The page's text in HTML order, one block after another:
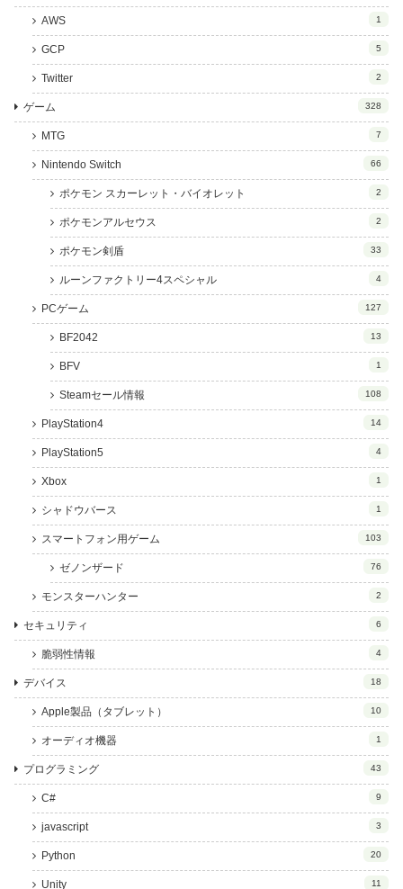
AWS 1
GCP 5
Twitter 2
ゲーム 328
MTG 7
Nintendo Switch 66
ポケモン スカーレット・バイオレット 2
ポケモンアルセウス 2
ポケモン剣盾 33
ルーンファクトリー4スペシャル 4
PCゲーム 127
BF2042 13
BFV 1
Steamセール情報 108
PlayStation4 14
PlayStation5 4
Xbox 1
シャドウバース 1
スマートフォン用ゲーム 103
ゼノンザード 76
モンスターハンター 2
セキュリティ 6
脆弱性情報 4
デバイス 18
Apple製品（タブレット） 10
オーディオ機器 1
プログラミング 43
C# 9
javascript 3
Python 20
Unity 11